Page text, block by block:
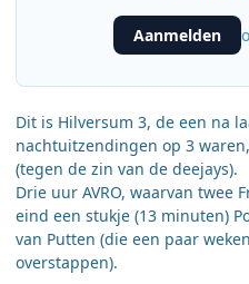
Aanmelden
Dit is Hilversum 3, de een na
nachtuitzendingen op 3
(tegen de zin van de deejays).
Drie uur AVRO, waarvan twee
eind een stukje (13 minuten)
van Putten (die een paar
overstappen).